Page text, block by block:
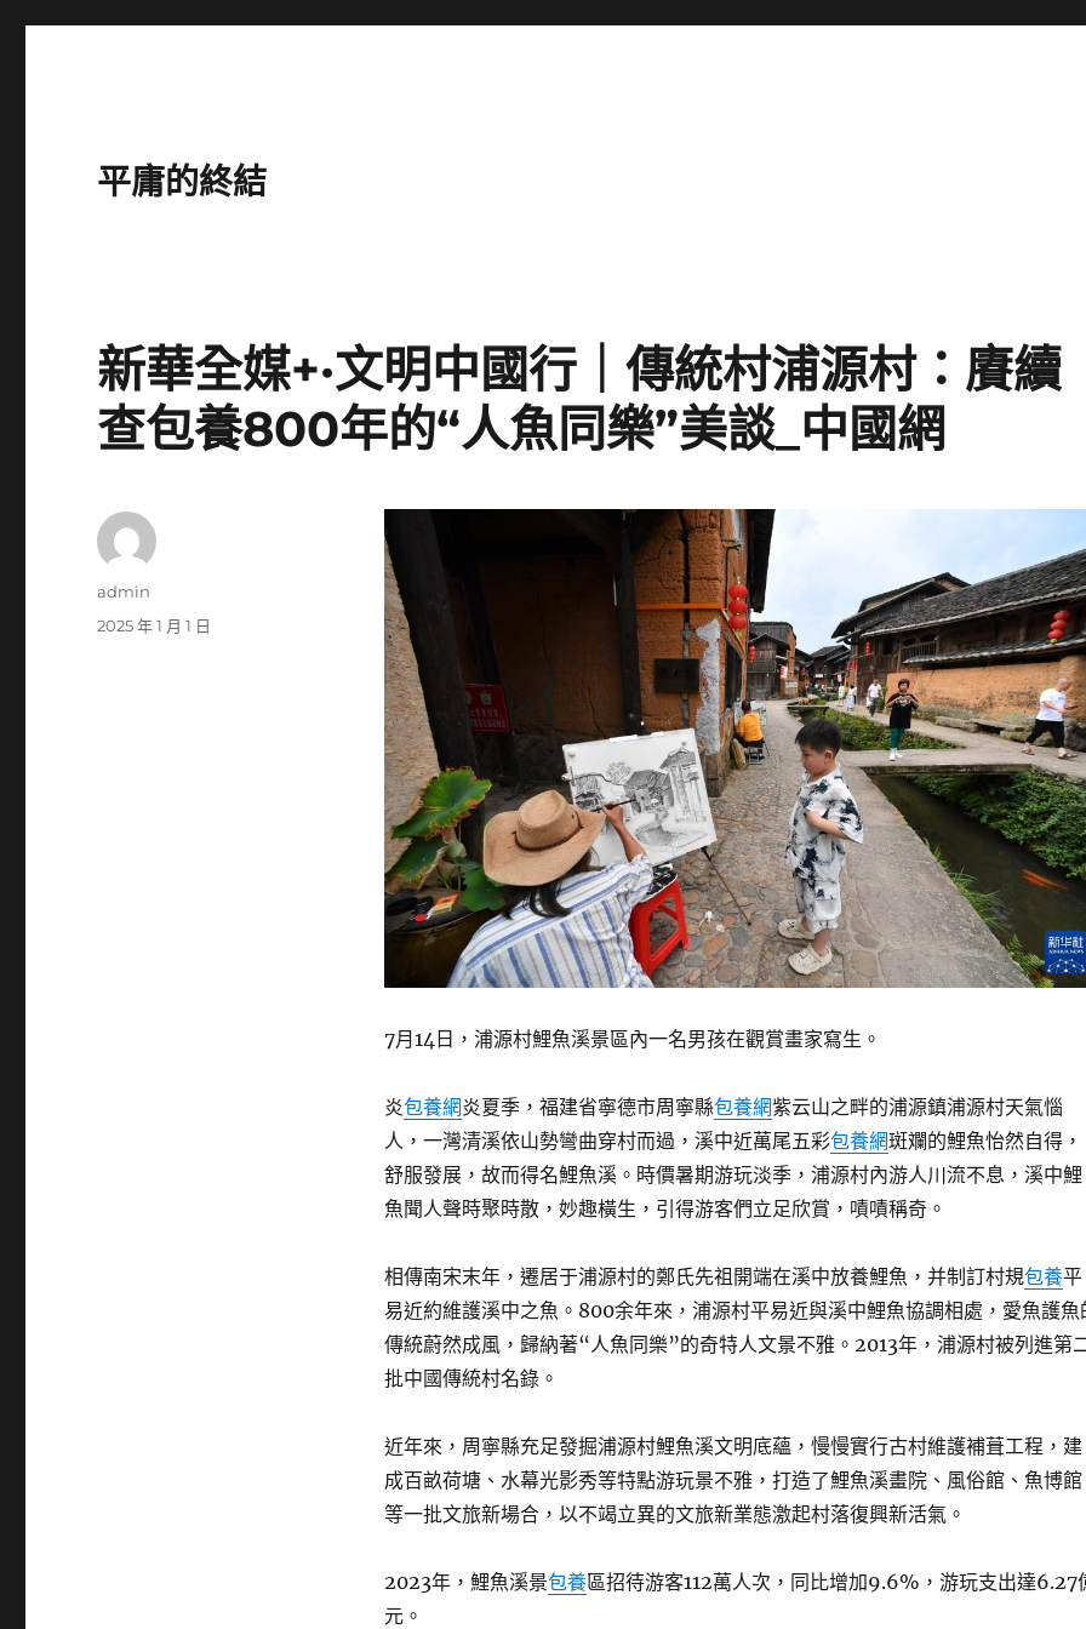
平庸的終結
新華全媒+·文明中國行｜傳統村浦源村：賡續
查包養800年的“人魚同樂”美談_中國網
7月14日，浦源村鯉魚溪景區內一名男孩在觀賞畫家寫生。
炎包養網炎夏季，福建省寧德市周寧縣包養網紫云山之畔的浦源鎮浦源村天氣惱
人，一灣清溪依山勢彎曲穿村而過，溪中近萬尾五彩包養網斑斕的鯉魚怡然自得，
舒服發展，故而得名鯉魚溪。時價暑期游玩淡季，浦源村內游人川流不息，溪中鯉
魚聞人聲時聚時散，妙趣橫生，引得游客們立足欣賞，嘖嘖稱奇。
相傳南宋末年，遷居于浦源村的鄭氏先祖開端在溪中放養鯉魚，并制訂村規包養平
易近約維護溪中之魚。800余年來，浦源村平易近與溪中鯉魚協調相處，愛魚護魚
傳統蔚然成風，歸納著“人魚同樂”的奇特人文景不雅。2013年，浦源村被列進第
批中國傳統村名錄。
近年來，周寧縣充足發掘浦源村鯉魚溪文明底蘊，慢慢實行古村維護補葺工程，建
成百畝荷塘、水幕光影秀等特點游玩景不雅，打造了鯉魚溪畫院、風俗館、魚博館
等一批文旅新場合，以不竭立異的文旅新業態激起村落復興新活氣。
2023年，鯉魚溪景包養區招待游客112萬人次，同比增加9.6%，游玩支出達6.27
元。
作
admin
發
2025 年 1 月 1 日